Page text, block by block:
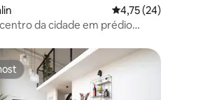
média de 5, 10 avaliações4,75 de uma
4,75 (24)
da cidade em prédio